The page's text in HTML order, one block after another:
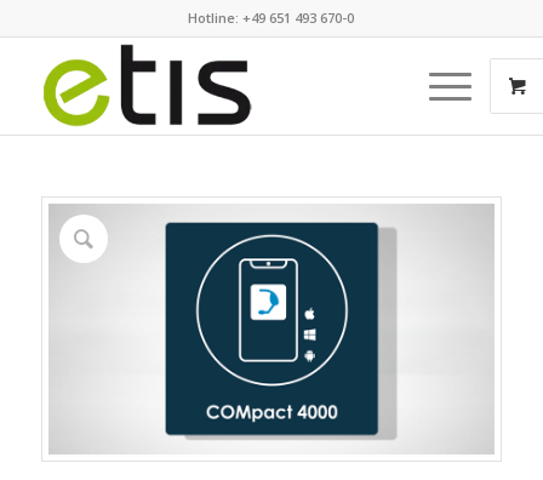
Hotline: +49 651 493 670-0